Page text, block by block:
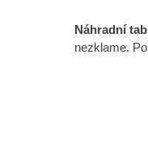
Náhradní
nezklame.